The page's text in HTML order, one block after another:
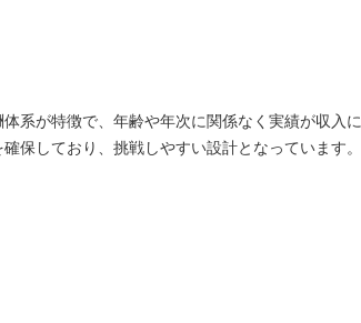
系が特徴で、年齢や年次に関係なく実績が収入に
保しており、挑戦しやすい設計となっています。